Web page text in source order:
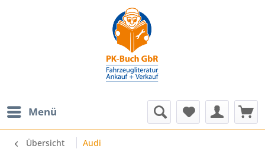
Menü
Übersicht Audi